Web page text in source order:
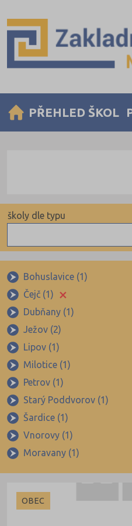
PŘEHLED ŠKOL
školy dle typu
Bohuslavice (1)
Čejč (1)
×
Dubňany (1)
Ježov (2)
Lipov (1)
Milotice (1)
Petrov (1)
Starý Poddvorov (1)
Šardice (1)
Vnorovy (1)
Moravany (1)
OBEC